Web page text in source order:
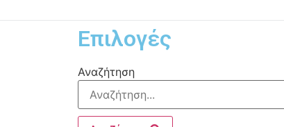
Επιλογές
Αναζήτηση